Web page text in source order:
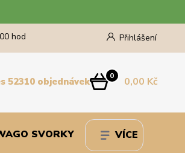
Přihlášení
hod
0 0,00 Kč
52310 objednávek
SVORKY VÍCE